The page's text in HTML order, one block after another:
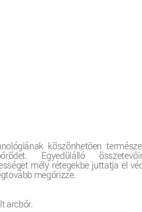
köszönhetően
Egyedülálló
mély rétegekbe juttatja el
megőrizze.
arcbőr.